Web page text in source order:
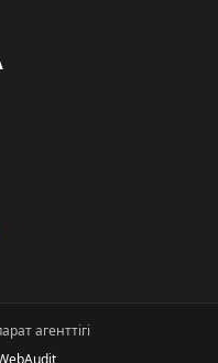
агенттігі